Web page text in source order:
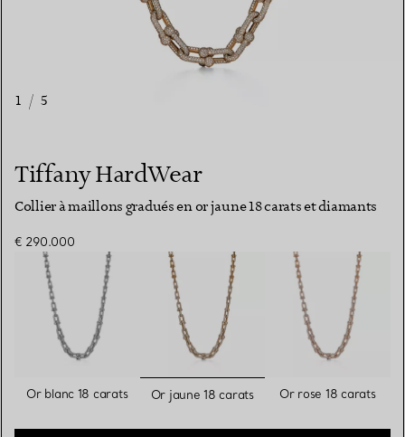
1 / 5
Tiffany HardWear
Collier à maillons gradués en or jaune 18 carats et diamants
€ 290.000
Or blanc 18 carats sélectionnés
Or jaune 18 carats Or rose 18 carats